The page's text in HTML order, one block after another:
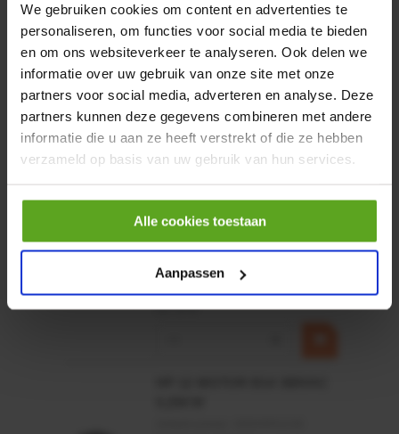
We gebruiken cookies om content en advertenties te
personaliseren, om functies voor social media te bieden
en om ons websiteverkeer te analyseren. Ook delen we
informatie over uw gebruik van onze site met onze
partners voor social media, adverteren en analyse. Deze
partners kunnen deze gegevens combineren met andere
informatie die u aan ze heeft verstrekt of die ze hebben
verzameld op basis van uw gebruik van hun services.
Alle cookies toestaan
Aanpassen
Artikelnummer:
MPPDCM24V2200TP
Kramp
€ 219,68
incl. BTW
− +
4mm x Ø17mm
Merknaam:Baltrotors
€ 19,99
incl. BTW